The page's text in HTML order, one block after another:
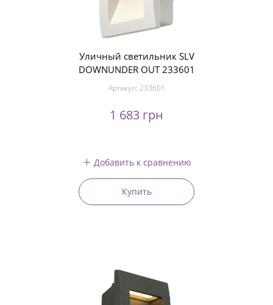
Уличный светильник SLV
DOWNUNDER OUT 233601
Артикул: 233601
1 683 грн
Добавить к сравнению
Купить